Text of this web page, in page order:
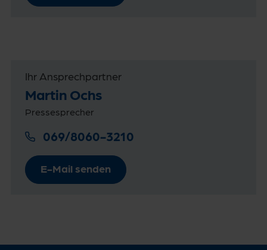
Ihr Ansprechpartner
Martin Ochs
Pressesprecher
069/8060-3210
E-Mail senden